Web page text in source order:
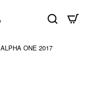
ALPHA ONE 2017